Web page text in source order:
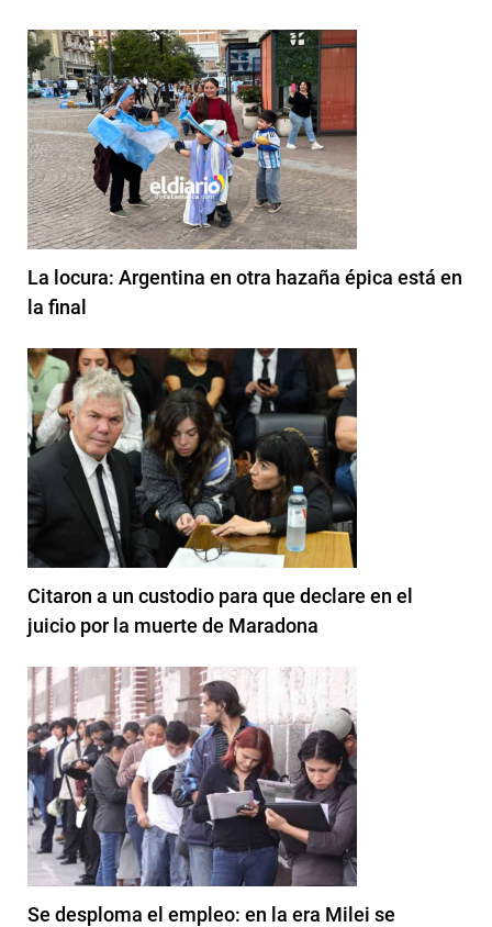
La locura: Argentina en otra hazaña épica está en
la final
Citaron a un custodio para que declare en el
juicio por la muerte de Maradona
Se desploma el empleo: en la era Milei se